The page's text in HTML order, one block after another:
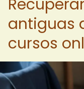
antiguas
cursos